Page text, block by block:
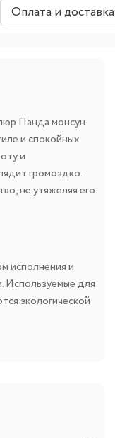
Оплата и доставка
Панда монсун
и спокойных
и
громоздко.
не утяжеляя его.
исполнения и
Используемые для
экологической